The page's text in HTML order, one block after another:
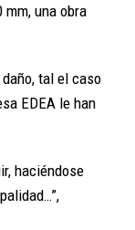
mm, una obra
tal el caso
EDEA le han
haciéndose